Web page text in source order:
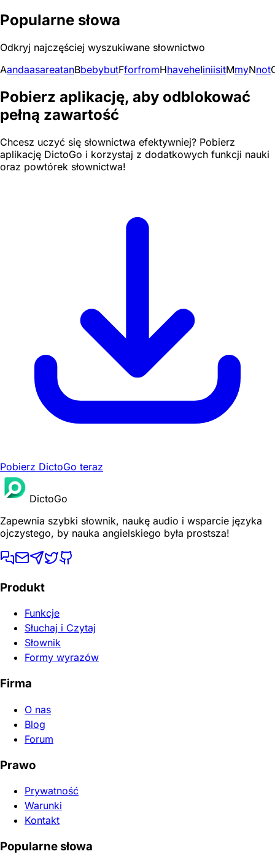
Popularne słowa
Odkryj najczęściej wyszukiwane słownictwo
AandaasareatanBbebybutFforfromHhaveheIiniisitMmyNnot
Pobierz aplikację, aby odblokować
pełną zawartość
Chcesz uczyć się słownictwa efektywniej? Pobierz
aplikację DictoGo i korzystaj z dodatkowych funkcji nauki
oraz powtórek słownictwa!
Pobierz DictoGo teraz
DictoGo
Zapewnia szybki słownik, naukę audio i wsparcie języka
ojczystego, by nauka angielskiego była prostsza!
Produkt
Funkcje
Słuchaj i Czytaj
Słownik
Formy wyrazów
Firma
O nas
Blog
Forum
Prawo
Prywatność
Warunki
Kontakt
Popularne słowa